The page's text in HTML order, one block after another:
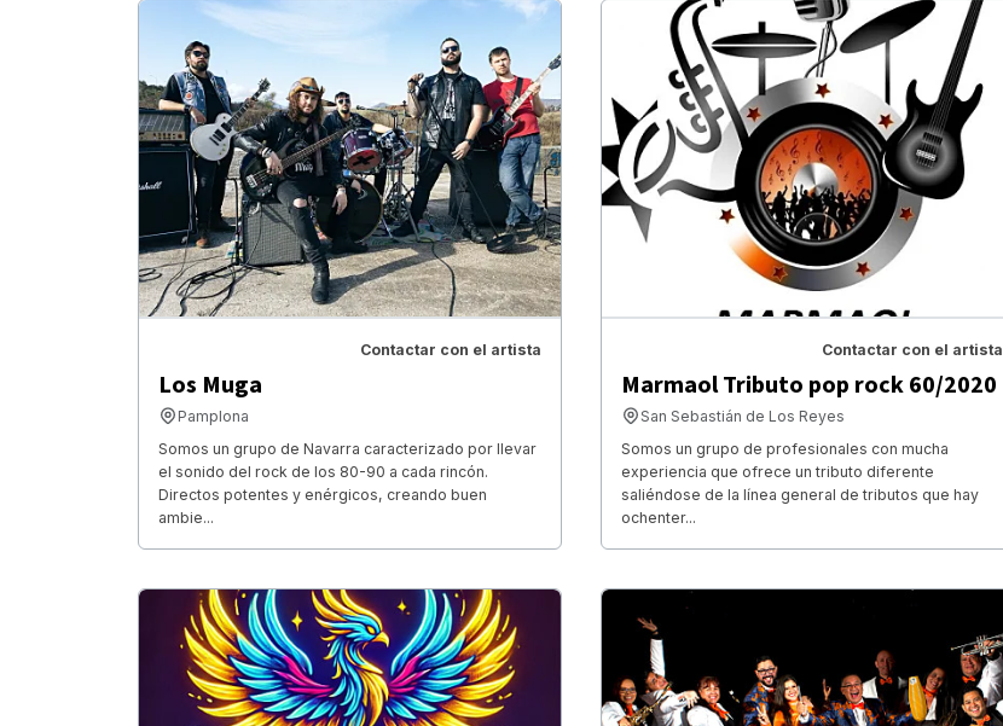
Contactar con el artista
Los Muga
Pamplona
Somos un grupo de Navarra caracterizado por llevar
el sonido del rock de los 80-90 a cada rincón.
Directos potentes y enérgicos, creando buen
ambie...
Contactar con el artista
Marmaol Tributo pop rock 60/2020
San Sebastián de Los Reyes
Somos un grupo de profesionales con mucha
experiencia que ofrece un tributo diferente
saliéndose de la línea general de tributos que hay
ochenter...